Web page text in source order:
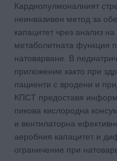
Кардиопулмоналният
неинвазивен метод за
капацитет чрез анализ
метаболитната функция
натоварване. В
приложение както при
пациенти с вродени и
КПСТ предоставя
пикова кислородна
и вентилаторна
аеробния капацитет и
ограничение при